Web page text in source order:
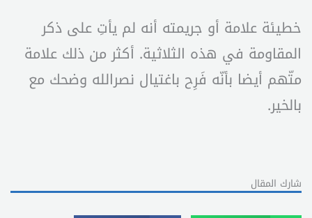
خطيئة علامة أو جريمته أنه لم يأتِ على ذكر
المقاومة في هذه الثلاثية. أكثر من ذلك علامة
متّهم أيضا بأنّه فَرِح باغتيال نصرالله وضحك مع
بالخير.
شارك المقال